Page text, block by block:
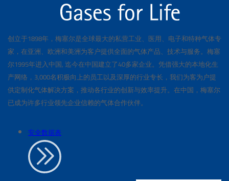
创立于1898年，梅塞尔是全球最大的私营工业、医用、电子和特种气体专
家，在亚洲、欧洲和美洲为客户提供全面的气体产品、技术与服务。梅塞
尔1995年进入中国, 迄今在中国建立了40多家企业。凭借强大的本地化生
产网络，3,000名积极向上的员工以及深厚的行业专长，我们为客为户提
供定制化气体解决方案，推动各行业的创新与效率提升。在中国，梅塞尔
已成为许多行业领先企业信赖的气体合作伙伴。
安全数据表